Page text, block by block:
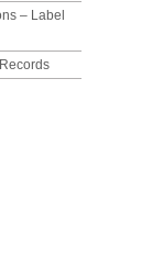
– Label